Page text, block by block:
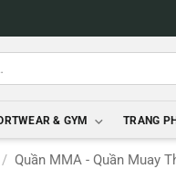
& GYM TRANG
/ Quần MMA - Quần Muay